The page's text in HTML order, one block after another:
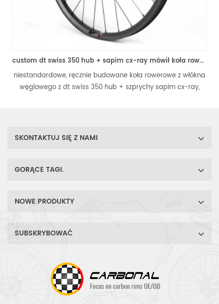
custom dt swiss 350 hub + sapim cx-ray mówił koła roweru górskiego węgla
ręcznie budowane koła rowerowe z włókna
z dt swiss 350 hub + szprychy sapim cx-ray,
węglowego
SKONTAKTUJ SIĘ Z NAMI
GORĄCE TAGI.
NOWE PRODUKTY
SUBSKRYBOWAĆ